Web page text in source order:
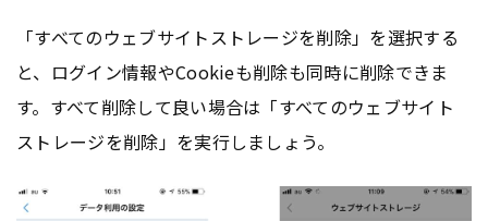
「すべてのウェブサイトストレージを削除」を選択する
と、ログイン情報やCookieも削除も同時に削除できま
す。すべて削除して良い場合は「すべてのウェブサイト
ストレージを削除」を実行しましょう。